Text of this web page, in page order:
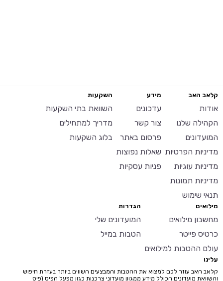
קלאב האב
אודות
הקהילה שלנו
המועדונים
מדיניות הפרטיות
מדיניות עוגיות
מדיניות תמונות
תנאי שימוש
מידע
עדכונים
צור קשר
פרסום באתר
שאלות נפוצות
פניות עסקיות
השקעות
השוואת בתי השקעות
מדריך למתחילים
בלוג השקעות
מילואים
מחשבון מילואים
כרטיס פייטר
עולם ההטבות למילואים
הגדרות
המועדונים שלי
הטבות במייל
עלינו
קלאב האב עוזר לכם למצוא את ההטבות והמבצעים השווים ביותר בעזרת חיפוש
והשוואת מועדונים הכולל מידע ממגוון מועדוני צרכנות כגון מפעל הפיס (פיס